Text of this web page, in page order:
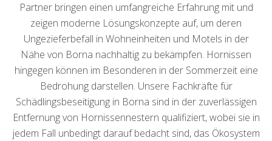
Partner bringen einen umfangreiche Erfahrung mit und
zeigen moderne Lösungskonzepte auf, um deren
Ungezieferbefall in Wohneinheiten und Motels in der
Nähe von Borna nachhaltig zu bekämpfen. Hornissen
hingegen können im Besonderen in der Sommerzeit eine
Bedrohung darstellen. Unsere Fachkräfte für
Schädlingsbeseitigung in Borna sind in der zuverlässigen
Entfernung von Hornissennestern qualifiziert, wobei sie in
jedem Fall unbedingt darauf bedacht sind, das Ökosystem